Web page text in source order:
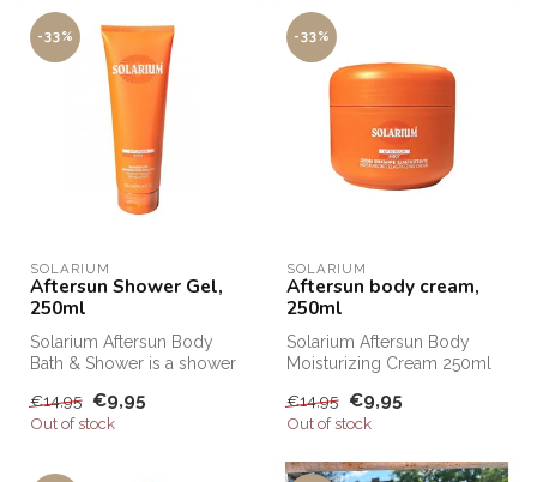
-33%
SOLARIUM
Aftersun Shower Gel,
250ml
Solarium Aftersun Body
Bath & Shower is a shower
on d...
€14,95 €9,95
Out of stock
-33%
SOLARIUM
Aftersun body cream,
250ml
Solarium Aftersun Body
Moisturizing Cream 250ml
for dai...
€14,95 €9,95
Out of stock